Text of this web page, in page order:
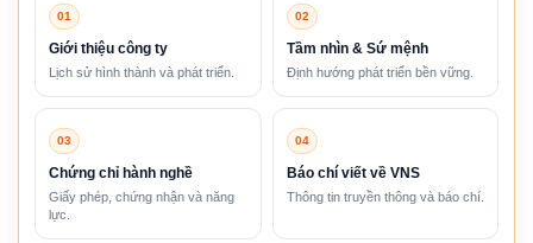
01
Giới thiệu công ty
Lịch sử hình thành và phát triển.
02
Tầm nhìn & Sứ mệnh
Định hướng phát triển bền vững.
03
Chứng chỉ hành nghề
Giấy phép, chứng nhận và năng
lực.
04
Báo chí viết về VNS
Thông tin truyền thông và báo chí.